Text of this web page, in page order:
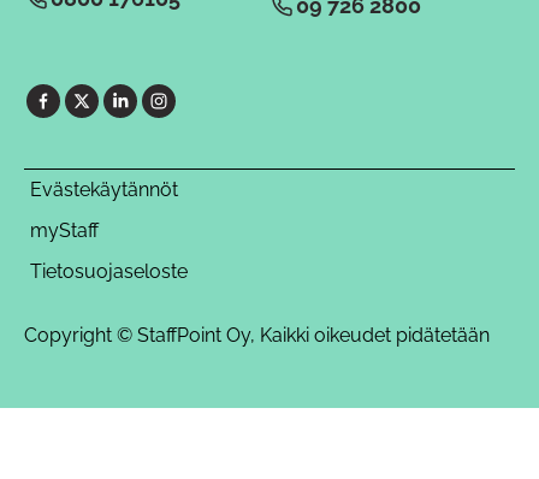
09 726 2800
Evästekäytännöt
myStaff
Tietosuojaseloste
Copyright © StaffPoint Oy, Kaikki oikeudet pidätetään